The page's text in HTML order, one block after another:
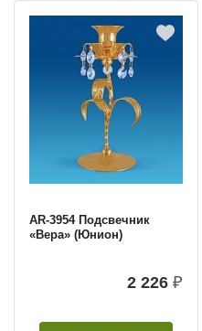
AR-3954 Подсвечник
«Вера» (Юнион)
2 226 ₽